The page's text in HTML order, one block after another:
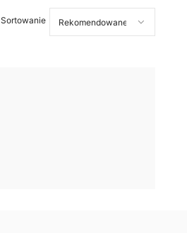
Sortowanie